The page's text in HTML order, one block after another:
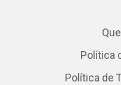
Política
Política de